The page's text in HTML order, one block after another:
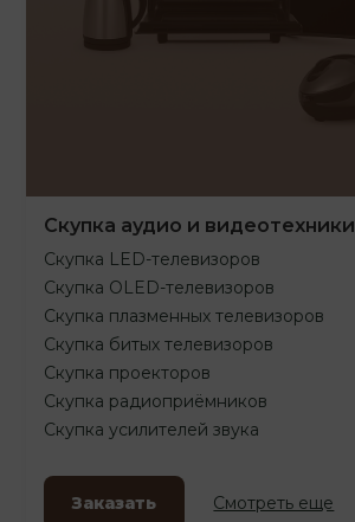
Скупка аудио и видеотехники
Скупка LED-телевизоров
Скупка OLED-телевизоров
Скупка плазменных телевизоров
Скупка битых телевизоров
Скупка проекторов
Скупка радиоприёмников
Скупка усилителей звука
Заказать Смотреть еще